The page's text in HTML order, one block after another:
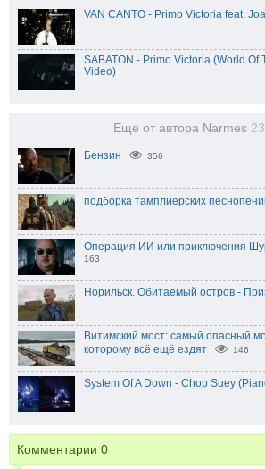
VAN CANTO - Primo Victoria feat.
SABATON - Primo Victoria (World Of
Video)
Еще от автора Narmes
Бензин 356
подборка тамплиерских
Операция ИИ или приключения
163
Норильск. Обитаемый остров -
Витимский мост: самый опасный
которому всё ещё ездят
146
System Of A Down - Chop Suey
Комментарии 0